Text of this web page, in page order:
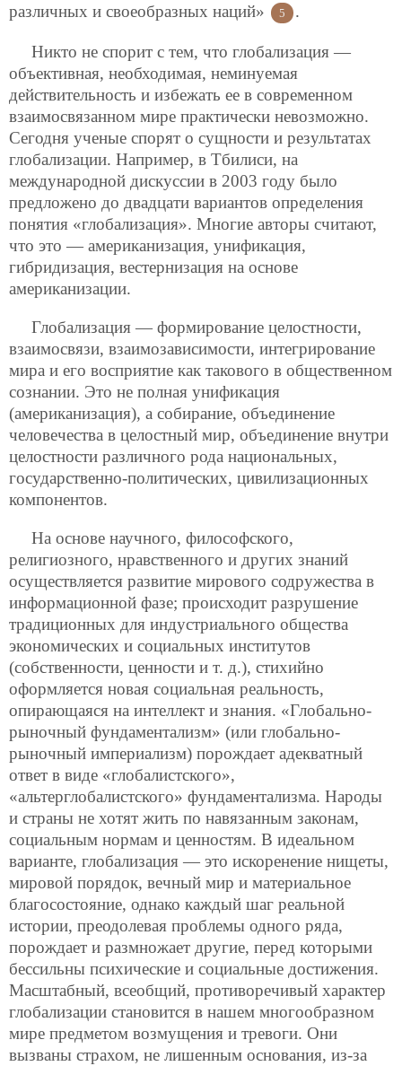
различных и своеобразных наций»
5 .
Никто не спорит с тем, что глобализация —
объективная, необходимая, неминуемая
действительность и избежать ее в современном
взаимосвязанном мире практически невозможно.
Сегодня ученые спорят о сущности и результатах
глобализации. Например, в Тбилиси, на
международной дискуссии в 2003 году было
предложено до двадцати вариантов определения
понятия «глобализация». Многие авторы считают,
что это — американизация, унификация,
гибридизация, вестернизация на основе
американизации.
Глобализация — формирование целостности,
взаимосвязи, взаимозависимости, интегрирование
мира и его восприятие как такового в общественном
сознании. Это не полная унификация
(американизация), а собирание, объединение
человечества в целостный мир, объединение внутри
целостности различного рода национальных,
государственно-политических, цивилизационных
компонентов.
На основе научного, философского,
религиозного, нравственного и других знаний
осуществляется развитие мирового содружества в
информационной фазе; происходит разрушение
традиционных для индустриального общества
экономических и социальных институтов
(собственности, ценности и т. д.), стихийно
оформляется новая социальная реальность,
опирающаяся на интеллект и знания. «Глобально-
рыночный фундаментализм» (или глобально-
рыночный империализм) порождает адекватный
ответ в виде «глобалистского»,
«альтерглобалистского» фундаментализма. Народы
и страны не хотят жить по навязанным законам,
социальным нормам и ценностям. В идеальном
варианте, глобализация — это искоренение нищеты,
мировой порядок, вечный мир и материальное
благосостояние, однако каждый шаг реальной
истории, преодолевая проблемы одного ряда,
порождает и размножает другие, перед которыми
бессильны психические и социальные достижения.
Масштабный, всеобщий, противоречивый характер
глобализации становится в нашем многообразном
мире предметом возмущения и тревоги. Они
вызваны страхом, не лишенным основания, из-за